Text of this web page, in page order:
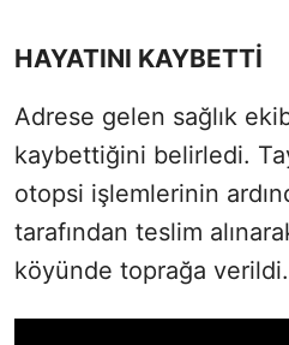
HAYATINI KAYBETTİ
Adrese gelen sağlık
kaybettiğini belirledi.
otopsi işlemlerinin
tarafından teslim
köyünde toprağa verildi.